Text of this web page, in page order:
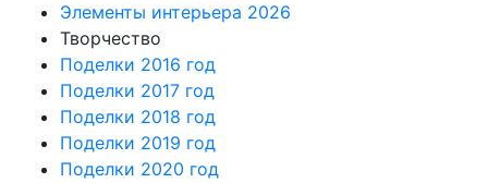
Элементы интерьера 2026
Творчество
Поделки 2016 год
Поделки 2017 год
Поделки 2018 год
Поделки 2019 год
Поделки 2020 год